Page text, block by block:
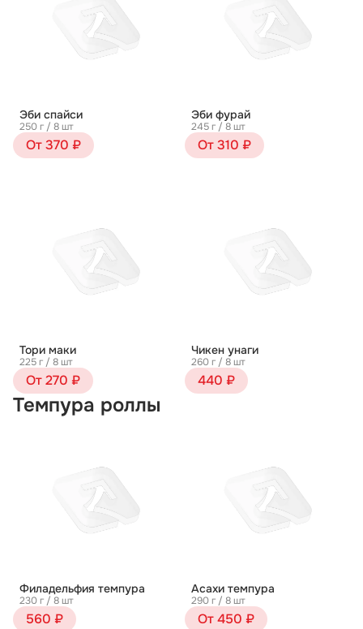
Эби спайси
250 г / 8 шт
От 370 ₽
Эби фурай
245 г / 8 шт
От 310 ₽
Тори маки
225 г / 8 шт
От 270 ₽
Чикен унаги
260 г / 8 шт
440 ₽
Темпура роллы
Филадельфия темпура
230 г / 8 шт
560 ₽
Асахи темпура
290 г / 8 шт
От 450 ₽